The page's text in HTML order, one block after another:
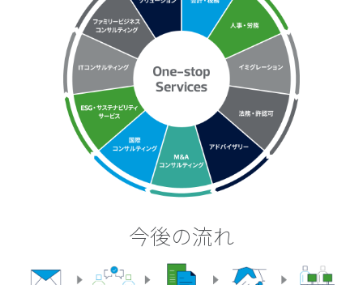
今後の流れ